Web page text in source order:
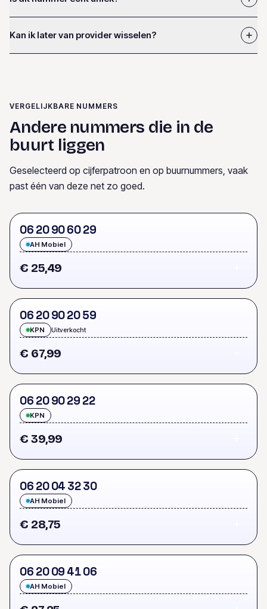
Kan ik later van provider wisselen?
VERGELIJKBARE NUMMERS
Andere nummers die in de
buurt liggen
Geselecteerd op cijferpatroon en op buurnummers, vaak
past één van deze net zo goed.
06 20906029
AH Mobiel
€ 25,49
06 20902059
KPN Uitverkocht
€ 67,99
06 209029 22
KPN
€ 39,99
06 2004 3230
AH Mobiel
€ 28,75
06 2009 4106
AH Mobiel